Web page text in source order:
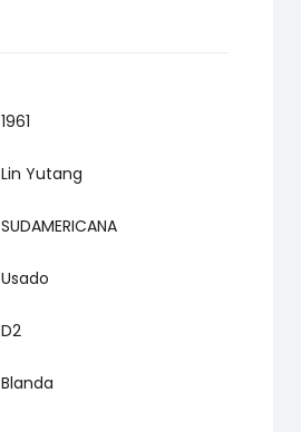
1961
Lin Yutang
SUDAMERICANA
Usado
D2
Blanda